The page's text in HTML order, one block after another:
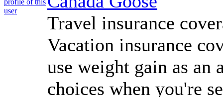
Travel insurance
Vacation insurance
use weight gain as
choices when you're